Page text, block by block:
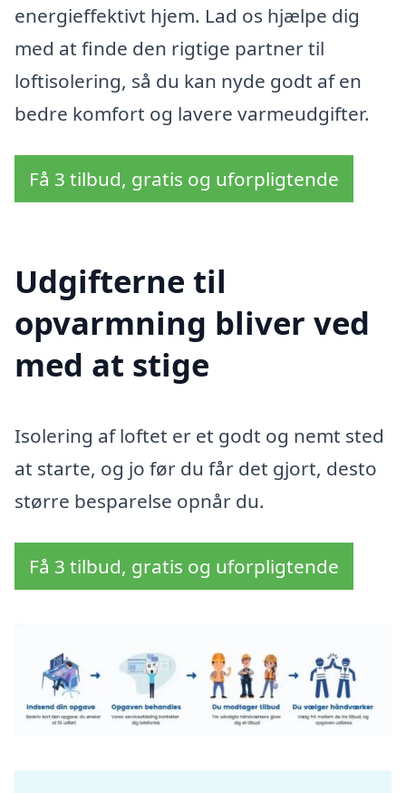
energieffektivt hjem. Lad os hjælpe dig
med at finde den rigtige partner til
loftisolering, så du kan nyde godt af en
bedre komfort og lavere varmeudgifter.
Få 3 tilbud, gratis og uforpligtende
Udgifterne til
opvarmning bliver ved
med at stige
Isolering af loftet er et godt og nemt sted
at starte, og jo før du får det gjort, desto
større besparelse opnår du.
Få 3 tilbud, gratis og uforpligtende